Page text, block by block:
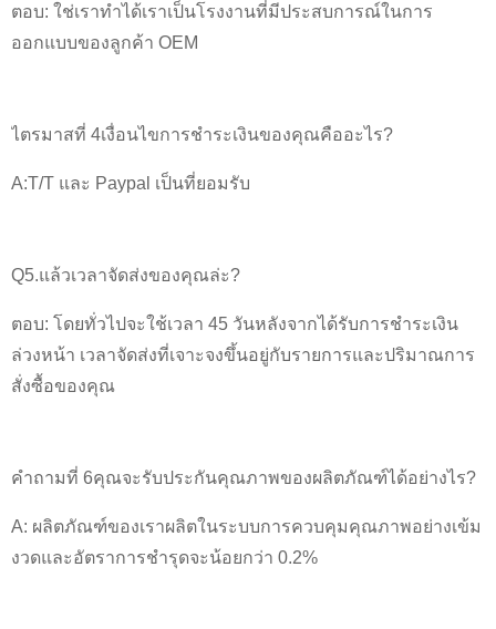
ตอบ: ใช่เราทำได้เราเป็นโรงงานที่มีประสบการณ์ในการ
ออกแบบของลูกค้า OEM
ไตรมาสที่ 4เงื่อนไขการชำระเงินของคุณคืออะไร?
A:T/T และ Paypal เป็นที่ยอมรับ
Q5.แล้วเวลาจัดส่งของคุณล่ะ?
ตอบ: โดยทั่วไปจะใช้เวลา 45 วันหลังจากได้รับการชำระเงิน
ล่วงหน้า เวลาจัดส่งที่เจาะจงขึ้นอยู่กับรายการและปริมาณการ
สั่งซื้อของคุณ
คำถามที่ 6คุณจะรับประกันคุณภาพของผลิตภัณฑ์ได้อย่างไร?
A: ผลิตภัณฑ์ของเราผลิตในระบบการควบคุมคุณภาพอย่างเข้ม
งวดและอัตราการชำรุดจะน้อยกว่า 0.2%